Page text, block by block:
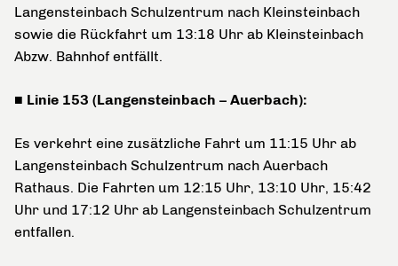
Langensteinbach Schulzentrum nach Kleinsteinbach
sowie die Rückfahrt um 13:18 Uhr ab Kleinsteinbach
Abzw. Bahnhof entfällt.
■ Linie 153 (Langensteinbach – Auerbach):
Es verkehrt eine zusätzliche Fahrt um 11:15 Uhr ab
Langensteinbach Schulzentrum nach Auerbach
Rathaus. Die Fahrten um 12:15 Uhr, 13:10 Uhr, 15:42
Uhr und 17:12 Uhr ab Langensteinbach Schulzentrum
entfallen.